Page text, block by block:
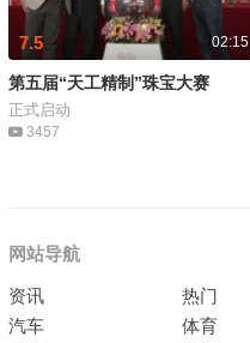
02:15
7.5
第五届“天工精制”珠宝大赛
正式启动
3457
网站导航
资讯 热门
汽车
体育